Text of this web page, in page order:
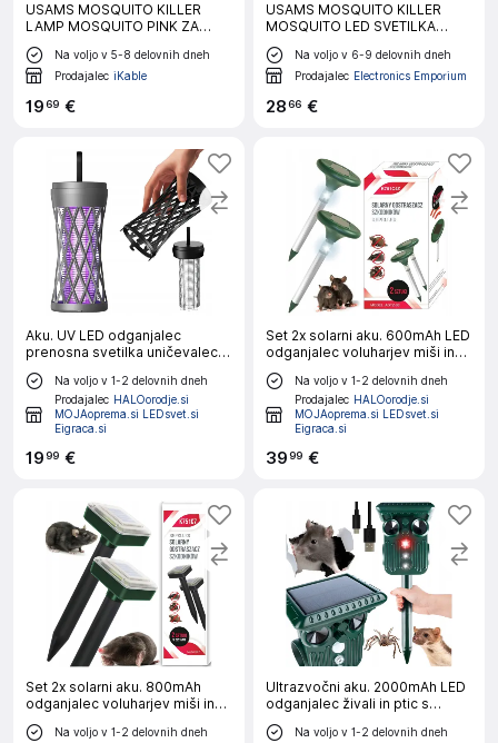
USAMS MOSQUITO KILLER
LAMP MOSQUITO PINK ZA
DOM IN VRT
Na voljo v 5-8 delovnih dneh
Prodajalec iKable
1969 €
USAMS MOSQUITO KILLER
MOSQUITO LED SVETILKA
PROTI INSEKTOM ZA DOM,
BELANa voljo v 6-9 delovnih dneh
Prodajalec Electronics Emporium
2866 €
Aku. UV LED odganjalec
prenosna svetilka uničevalec
insektov 14cm
Na voljo v 1-2 delovnih dneh
Prodajalec HALOorodje.si
MOJAoprema.si LEDsvet.si
Eigraca.si
1999 €
Set 2x solarni aku. 600mAh LED
odganjalec voluharjev miši in
krtov do 1000m2
Na voljo v 1-2 delovnih dneh
Prodajalec HALOorodje.si
MOJAoprema.si LEDsvet.si
Eigraca.si
3999 €
Set 2x solarni aku. 800mAh
odganjalec voluharjev miši in
krtov do 1000m2
Na voljo v 1-2 delovnih dneh
Ultrazvočni aku. 2000mAh LED
odganjalec živali in ptic s
senzorjem gibanja
Na voljo v 1-2 delovnih dneh